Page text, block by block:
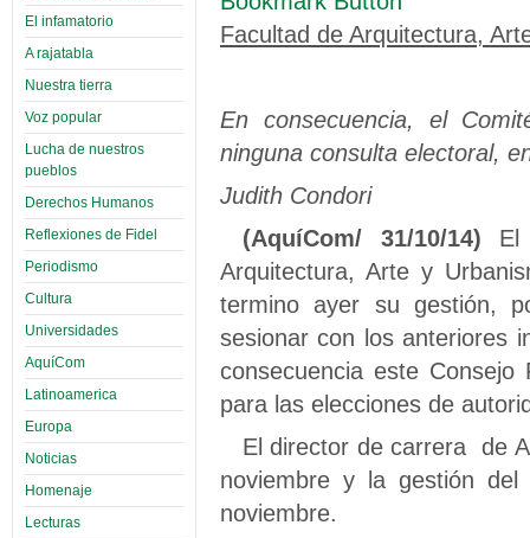
El infamatorio
A rajatabla
Nuestra tierra
Voz popular
Lucha de nuestros
pueblos
Derechos Humanos
Reflexiones de Fidel
Periodismo
Cultura
Universidades
AquíCom
Latinoamerica
Europa
Noticias
Homenaje
Lecturas
Facultad de Arquitectura,
En consecuencia, el
ninguna consulta electoral,
Judith Condori
(AquíCom/ 31/10/14) El
Arquitectura, Arte y
termino ayer su gestión,
sesionar con los anteriores
consecuencia este
para las elecciones de
El director de carrera de
noviembre y la gestión
noviembre.